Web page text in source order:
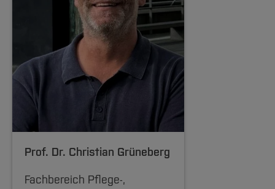
Prof. Dr. Christian Grüneberg
Fachbereich Pflege-,